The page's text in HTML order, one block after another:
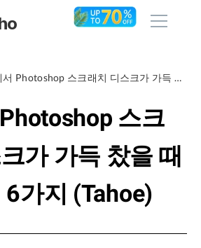
Mac에서 Photoshop 스크래치 디스크가 가득 찼을 때 해결 방법 6가지 (Tahoe)
스크
가 가득 찼을 때
가지 (Tahoe)